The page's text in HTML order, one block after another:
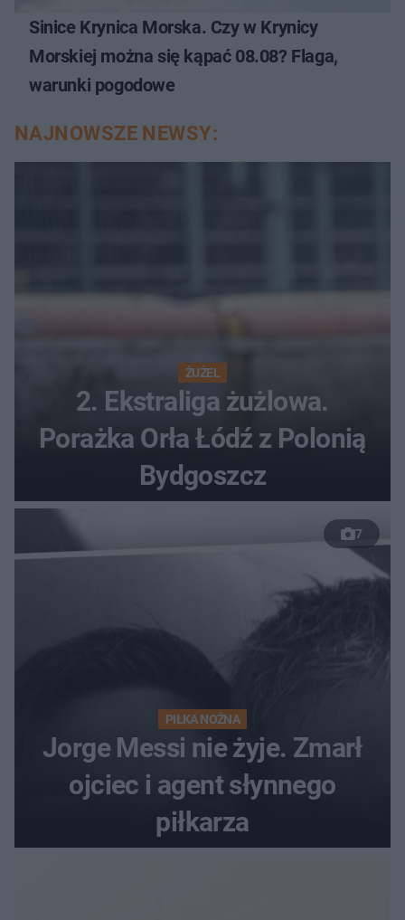
Sinice Krynica Morska. Czy w Krynicy
Morskiej można się kąpać 08.08? Flaga,
warunki pogodowe
NAJNOWSZE NEWSY:
ŻUŻEL
2. Ekstraliga żużlowa.
Porażka Orła Łódź z Polonią
Bydgoszcz
7
PIŁKA NOŻNA
Jorge Messi nie żyje. Zmarł
ojciec i agent słynnego
piłkarza